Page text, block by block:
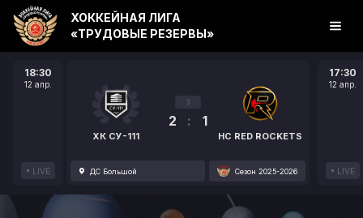
18:30
12 апр.
LIVE
ХК СУ-111
3
2 : 1
HC RED ROCKETS
ДС Большой Сезон 2025-2026
17:30
12 апр.
LIVE
ХОККЕЙНАЯ ЛИГА
«ТРУДОВЫЕ РЕЗЕРВЫ»